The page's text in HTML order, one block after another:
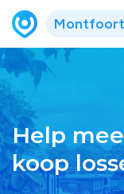
Montfoort
Help
koop